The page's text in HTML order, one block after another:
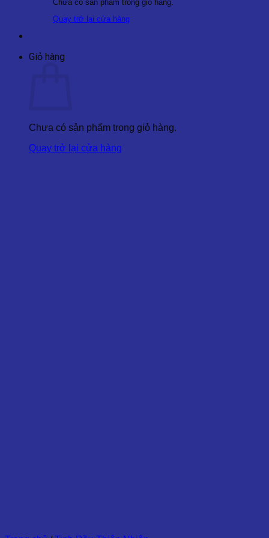
Chưa có sản phẩm trong giỏ hàng.
Quay trở lại cửa hàng
Giỏ hàng
Chưa có sản phẩm trong giỏ hàng.
Quay trở lại cửa hàng